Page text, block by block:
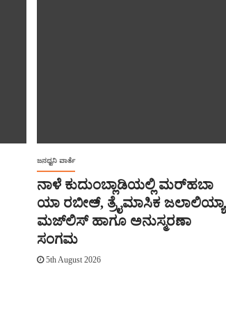
ಜನಧ್ವನಿ ವಾರ್ತೆ
ನಾಳೆ ಕುದುಂಬ್ಲಾಡಿಯಲ್ಲಿ ಮರ್‌‌ಹಬಾ
ಯಾ ರಬೀಅ್, ತ್ರೈಮಾಸಿಕ ಜಲಾಲಿಯ್ಯಾ
ಮಜ್‌‌ಲಿಸ್‌‌ ಹಾಗೂ ಅನುಸ್ಮರಣಾ
ಸಂಗಮ
5th August 2026